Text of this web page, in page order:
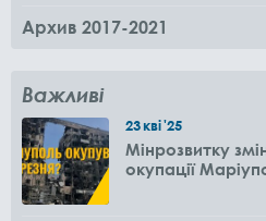
Архив 2017-2021
Важливі
23кві'25
Мінрозвитку
окупації